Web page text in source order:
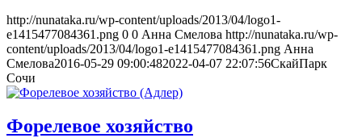
http://nunataka.ru/wp-content/uploads/2013/04/logo1-
e1415477084361.png 0 0 Анна Смелова http://nunataka.ru/wp-
content/uploads/2013/04/logo1-e1415477084361.png Анна
Смелова2016-05-29 09:00:482022-04-07 22:07:56СкайПарк
Сочи
Форелевое хозяйство